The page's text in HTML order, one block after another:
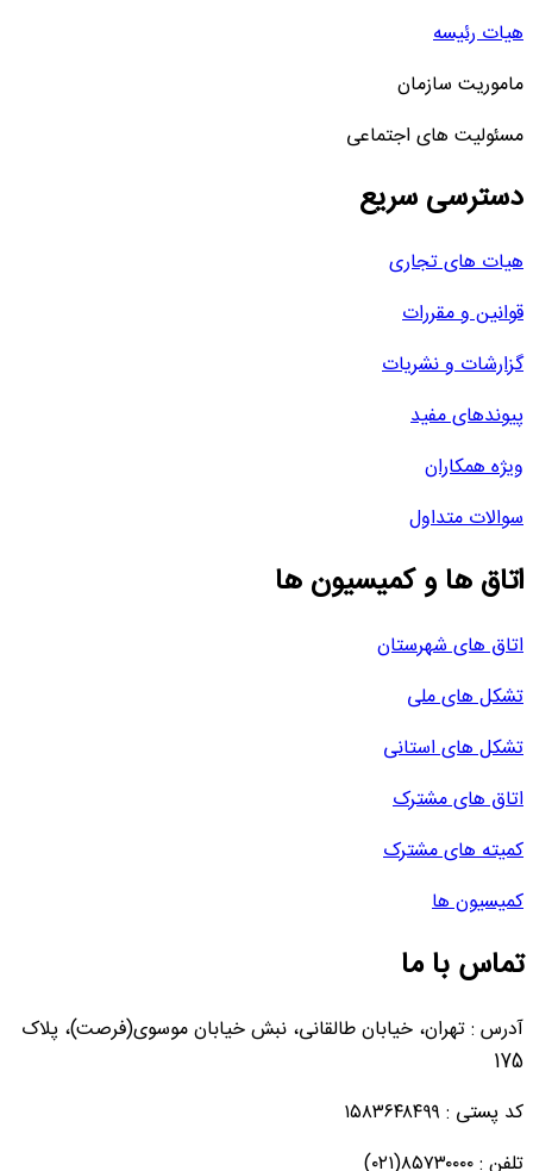
هیات رئیسه
ماموریت سازمان
مسئولیت های اجتماعی
دسترسی سریع
هیات های تجاری
قوانین و مقررات
گزارشات و نشریات
پیوندهای مفید
ویژه همکاران
سوالات متداول
اتاق ها و کمیسیون ها
اتاق های شهرستان
تشکل های ملی
تشکل های استانی
اتاق های مشترک
کمیته های مشترک
کمیسیون ها
تماس با ما
آدرس : تهران، خیابان طالقانی، نبش خیابان موسوی(فرصت)، پلاک
175
کد پستی : ۱۵۸۳۶۴۸۴۹۹
تلفن : ۸۵۷۳۰۰۰۰(۰۲۱)